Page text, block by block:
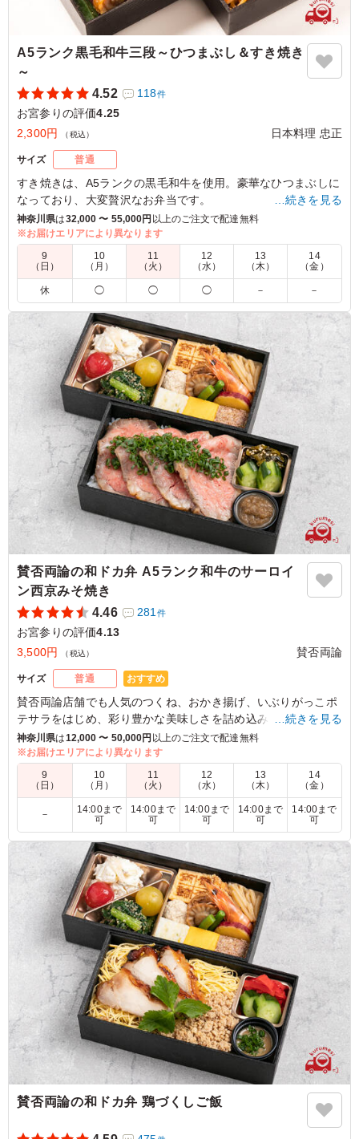
A5ランク黒毛和牛三段～ひつまぶし＆すき焼き
～
4.52
118件
お宮参りの評価4.25
2,300円
（税込） 日本料理 忠正
サイズ 普通
すき焼きは、A5ランクの黒毛和牛を使用。豪華なひつまぶしに
なっており、大変贅沢なお弁当です。
お弁当のバランスを考え、副菜にもこだわりました。
味も心にも染みる、定番商品です！
5.0
ボリュームは女性だと少し多め、男性だと少し少なめとい
った印象でした。一定金額以上の購入で送料が無料になり
ますが、今回はこちらの条件を満たすことができず、約1
食分の送料がかかってしまいましたので、コスパは少し気
になりました。 お弁当自体のコスパは良いと感じていま
す。 料理、容器の見た目の華やかさ、味のおいしさは満
足できるものでした。
ご利用シーン：お祝い›お宮参り
東京都大田区大森西2023/11/12
…続きを見る
神奈川県は32,000 〜 55,000円 以上のご注文で配達無料
※お届けエリアにより異なります
9
（日）
10
（月）
11
（火）
12
（水）
13
（木）
14
（金）
休 ◯ ◯ ◯ － －
賛否両論の和ドカ弁 A5ランク和牛のサーロイ
ン西京みそ焼き
4.46
281件
お宮参りの評価4.13
3,500円
（税込） 賛否両論
サイズ 普通 おすすめ
賛否両論店舗でも人気のつくね、おかき揚げ、いぶりがっこポ
テサラをはじめ、彩り豊かな美味しさを詰め込みました。
「美味しさも重さもずっしりくるのが嬉しい！」ご飯の上にお
かずを乗せた、笠原が大好きなドカ弁を、賛否両論スタイルで
お楽しみください。
和ドカ弁シリーズの最高峰！たまには豪華にごほうび弁当を！
そんな時にぴったりなお弁当です。
ごぼう醤油タレがA5ランクの和牛の旨味をさらに引き立てま
す。
5.0
和牛サーロインは、ボリュームがあるのに脂っこくなく、
それでいてやわらかくしっとりしていて何口でも食べられ
ます！他のお弁当同様30代の夫婦と50-60代の親世代3人
でシェアして食べましたが皆おいしくいただけました。
ご利用シーン：お祝い› お宮参り
神奈川県川崎市川崎区浜町2026/04/27
…続きを見る
神奈川県は12,000 〜 50,000円 以上のご注文で配達無料
※お届けエリアにより異なります
9
（日）
10
（月）
11
（火）
12
（水）
13
（木）
14
（金）
－
14:00まで
可
14:00まで
可
14:00まで
可
14:00まで
可
14:00まで
可
賛否両論の和ドカ弁 鶏づくしご飯